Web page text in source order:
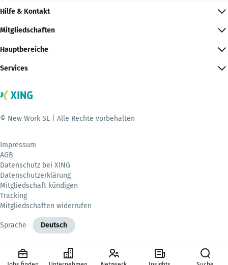
Hilfe & Kontakt
Mitgliedschaften
Hauptbereiche
Services
© New Work SE | Alle Rechte vorbehalten
Impressum
AGB
Datenschutz bei XING
Datenschutzerklärung
Mitgliedschaft kündigen
Tracking
Mitgliedschaften widerrufen
Sprache Deutsch